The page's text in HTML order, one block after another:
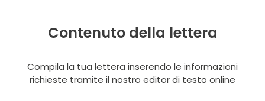
Contenuto della lettera
Compila la tua lettera inserendo le informazioni
richieste tramite il nostro editor di testo online